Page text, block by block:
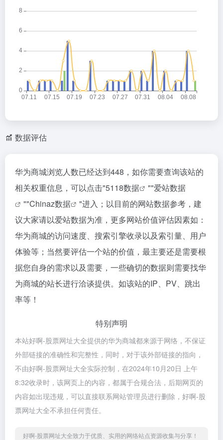
数据评估
华为商城浏览人数已经达到448，如你需要查询该站的
相关权重信息，可以点击"5118数据 ""爱站数据
""Chinaz数据
"进入；以目前的网站数据参考，建
议大家请以爱站数据为准，更多网站价值评估因素如：
华为商城的访问速度、搜索引擎收录以及索引量、用户
体验等；当然要评估一个站的价值，最主要还是需要根
据您自身的需求以及需要，一些确切的数据则需要找华
为商城的站长进行洽谈提供。如该站的IP、PV、跳出
率等！
特别声明
本站好啊-股票网址大全提供的华为商城都来源于网络，不保证
外部链接的准确性和完整性，同时，对于该外部链接的指向，
不由好啊-股票网址大全实际控制，在2024年10月20日 上午
8:32收录时，该网页上的内容，都属于合规合法，后期网页的
内容如出现违规，可以直接联系网站管理员进行删除，好啊-股
票网址大全不承担任何责任。
好啊-股票网址大全致力于优质、实用的网络站点资源收集与分享！